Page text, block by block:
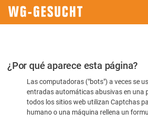
Por
favor,
confirme
¿Por qué aparece esta página?
Las computadoras ("bots") a veces se
entradas automáticas abusivas en una
todos los sitios web utilizan Captchas
humano o una máquina rellena un